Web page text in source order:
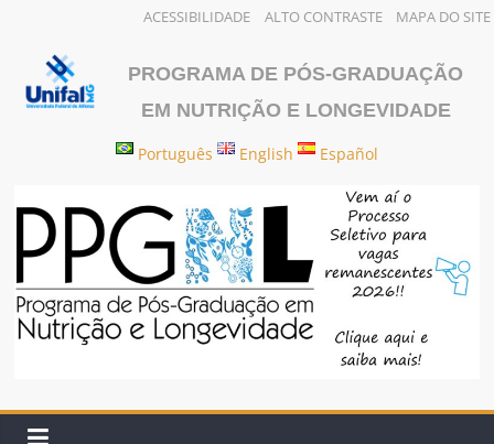
ACESSIBILIDADE ALTO CONTRASTE MAPA DO SITE
PROGRAMA DE PÓS-GRADUAÇÃO
EM NUTRIÇÃO E LONGEVIDADE
Português English Español